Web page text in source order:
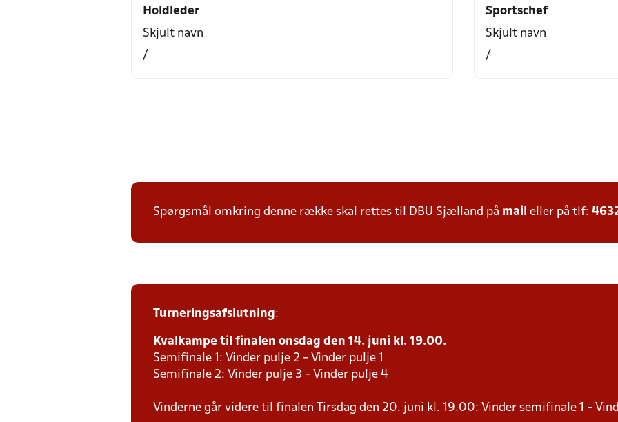
Holdleder
Skjult navn
/
Sportschef
Skjult navn
/
Spørgsmål omkring denne række skal rettes til DBU Sjælland på mail eller på tlf:
Turneringsafslutning:
Kvalkampe til finalen onsdag den 14. juni kl. 19.00.
Semifinale 1: Vinder pulje 2 - Vinder pulje 1
Semifinale 2: Vinder pulje 3 - Vinder pulje 4
Vinderne går videre til finalen Tirsdag den 20. juni kl. 19.00: Vinder semifinale 1 -